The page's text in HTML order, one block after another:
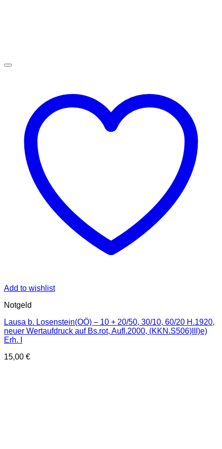
Add to wishlist
Notgeld
Lausa b. Losenstein(OÖ) – 10 + 20/50, 30/10, 60/20 H.1920,
neuer Wertaufdruck auf Bs.rot, Aufl.2000, (KKN.S506)III)e)
Erh. I
15,00 €